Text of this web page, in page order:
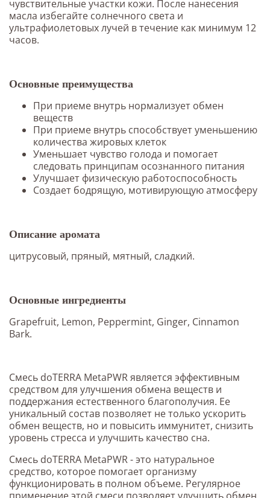
чувствительные участки кожи. После нанесения
масла избегайте солнечного света и
ультрафиолетовых лучей в течение как минимум 12
часов.
Основные преимущества
При приеме внутрь нормализует обмен
веществ
При приеме внутрь способствует уменьшению
количества жировых клеток
Уменьшает чувство голода и помогает
следовать принципам осознанного питания
Улучшает физическую работоспособность
Создает бодрящую, мотивирующую атмосферу
Описание аромата
цитрусовый, пряный, мятный, сладкий.
Основные ингредиенты
Grapefruit, Lemon, Peppermint, Ginger, Cinnamon
Bark.
Смесь doTERRA MetaPWR является эффективным
средством для улучшения обмена веществ и
поддержания естественного благополучия. Ее
уникальный состав позволяет не только ускорить
обмен веществ, но и повысить иммунитет, снизить
уровень стресса и улучшить качество сна.
Смесь doTERRA MetaPWR - это натуральное
средство, которое помогает организму
функционировать в полном объеме. Регулярное